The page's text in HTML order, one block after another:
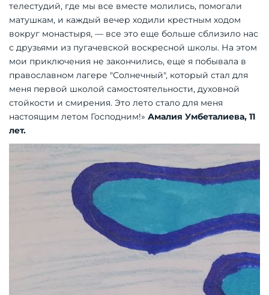
телестудий, где мы все вместе молились, помогали
матушкам, и каждый вечер ходили крестным ходом
вокруг монастыря, — все это еще больше сблизило нас
с друзьями из пугачевской воскресной школы. На этом
мои приключения не закончились, еще я побывала в
православном лагере "Солнечный", который стал для
меня первой школой самостоятельности, духовной
стойкости и смирения. Это лето стало для меня
настоящим летом Господним!» Амалия Умбеталиева, 11
лет.